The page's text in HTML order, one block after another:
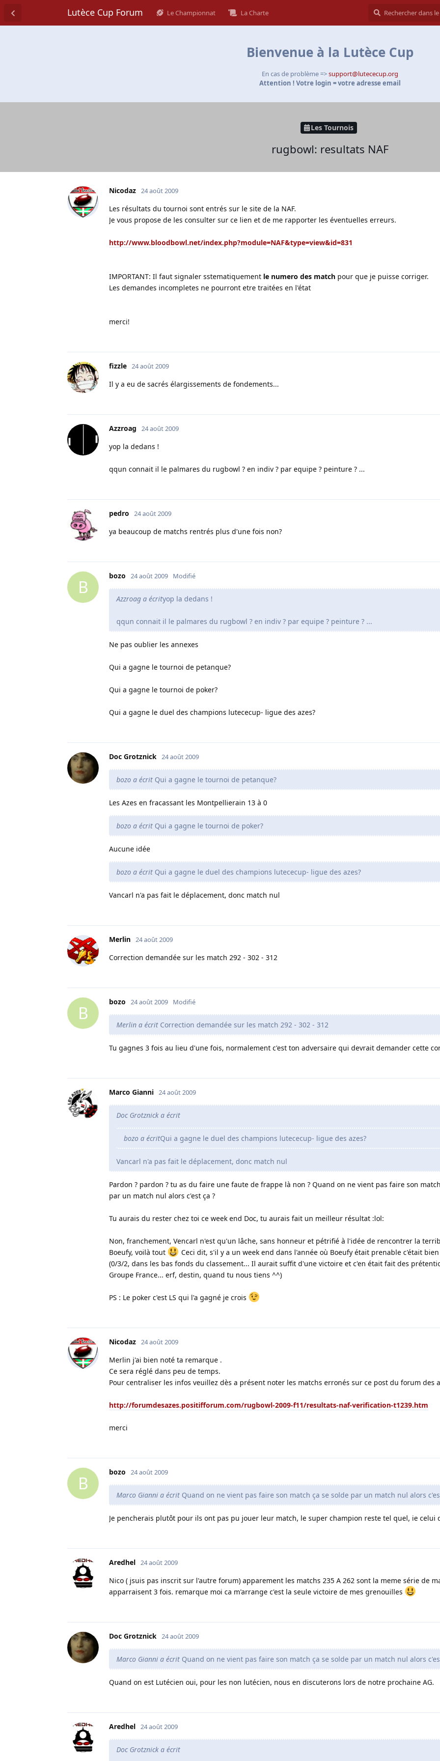
Lutèce Cup Forum Le Championnat La Charte
Bienvenue à la Lutèce Cup
En cas de problème =>support@lutececup.org
Attention ! Votre login = votre adresse email
Les Tournois
rugbowl: resultats NAF
Nicodaz 24 août 2009
Les résultats du tournoi sont entrés sur le site de la NAF.
Je vous propose de les consulter sur ce lien et de me rapporter les éventuelles erreurs.
http://www.bloodbowl.net/index.php?module=NAF&type=view&id=831
IMPORTANT: Il faut signaler sstematiquement le numero des match pour que je puisse corriger.
Les demandes incompletes ne pourront etre traitées en l'état
merci!
fizzle 24 août 2009
Il y a eu de sacrés élargissements de fondements...
Azzroag 24 août 2009
yop la dedans !
qqun connait il le palmares du rugbowl ? en indiv ? par equipe ? peinture ? ...
pedro 24 août 2009
ya beaucoup de matchs rentrés plus d'une fois non?
B
bozo 24 août 2009 Modifié
Azzroag a écrityop la dedans !
qqun connait il le palmares du rugbowl ? en indiv ? par equipe ? peinture ? ...
Ne pas oublier les annexes
Qui a gagne le tournoi de petanque?
Qui a gagne le tournoi de poker?
Qui a gagne le duel des champions lutececup- ligue des azes?
Doc Grotznick 24 août 2009
bozo a écrit Qui a gagne le tournoi de petanque?
Les Azes en fracassant les Montpellierain 13 à 0
bozo a écrit Qui a gagne le tournoi de poker?
Aucune idée
bozo a écrit Qui a gagne le duel des champions lutececup- ligue des azes?
Vancarl n'a pas fait le déplacement, donc match nul
Merlin 24 août 2009
Correction demandée sur les match 292 - 302 - 312
B
bozo 24 août 2009 Modifié
Merlin a écrit Correction demandée sur les match 292 - 302 - 312
Tu gagnes 3 fois au lieu d'une fois, normalement c'est ton adversaire qui devrait demander cette
Marco Gianni 24 août 2009
Doc Grotznick a écrit
bozo a écritQui a gagne le duel des champions lutececup- ligue des azes?
Vancarl n'a pas fait le déplacement, donc match nul
Pardon ? pardon ? tu as du faire une faute de frappe là non ? Quand on ne vient pas faire son
par un match nul alors c'est ça ?
Tu aurais du rester chez toi ce week end Doc, tu aurais fait un meilleur résultat :lol:
Non, franchement, Vencarl n'est qu'un lâche, sans honneur et pétrifié à l'idée de rencontrer la
Boeufy, voilà tout
Ceci dit, s'il y a un week end dans l'année où Boeufy était prenable c'était
(0/3/2, dans les bas fonds du classement... Il aurait suffit d'une victoire et c'en était fait des
Groupe France... erf, destin, quand tu nous tiens ^^)
PS : Le poker c'est LS qui l'a gagné je crois
Nicodaz 24 août 2009
Merlin j'ai bien noté ta remarque .
Ce sera réglé dans peu de temps.
Pour centraliser les infos veuillez dès a présent noter les matchs erronés sur ce post du forum des
http://forumdesazes.positifforum.com/rugbowl-2009-f11/resultats-naf-verification-t1239.htm
merci
B
bozo 24 août 2009
Marco Gianni a écrit Quand on ne vient pas faire son match ça se solde par un match nul alors
Je pencherais plutôt pour ils ont pas pu jouer leur match, le super champion reste tel quel, ie celui
Aredhel 24 août 2009
Nico ( jsuis pas inscrit sur l'autre forum) apparement les matchs 235 A 262 sont la meme série de
apparraisent 3 fois. remarque moi ca m'arrange c'est la seule victoire de mes grenouilles
Doc Grotznick 24 août 2009
Marco Gianni a écrit Quand on ne vient pas faire son match ça se solde par un match nul alors
Quand on est Lutécien oui, pour les non lutécien, nous en discuterons lors de notre prochaine AG.
Aredhel 24 août 2009
Doc Grotznick a écrit